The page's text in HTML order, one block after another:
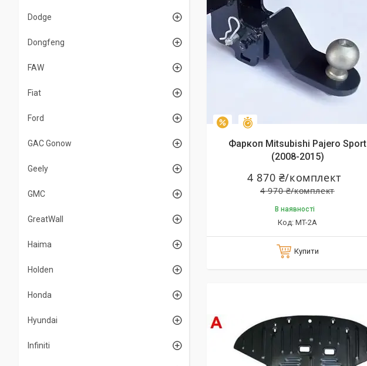
–2% Залишилось 26 днів
Фаркоп Mitsubishi Pajero Sport
(2008-2015)
4 970 ₴/комплект
4 870 ₴/комплект
В наявності
MT-2A
Купити
Dodge
Dongfeng
FAW
Fiat
Ford
GAC Gonow
Geely
GMC
GreatWall
Haima
Holden
Honda
Hyundai
Infiniti